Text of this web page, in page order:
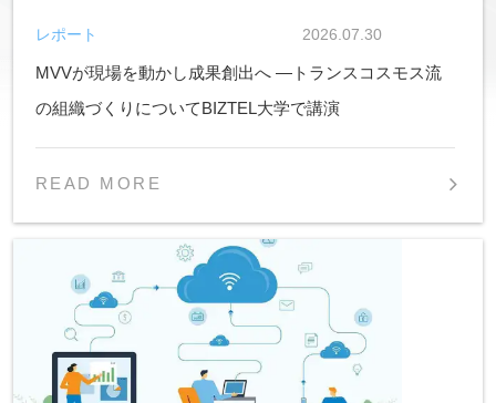
MVVが現場を動かし成果創出へ ―トランスコスモス流
の組織づくりについてBIZTEL大学で講演
2026.07.30
レポート
READ MORE